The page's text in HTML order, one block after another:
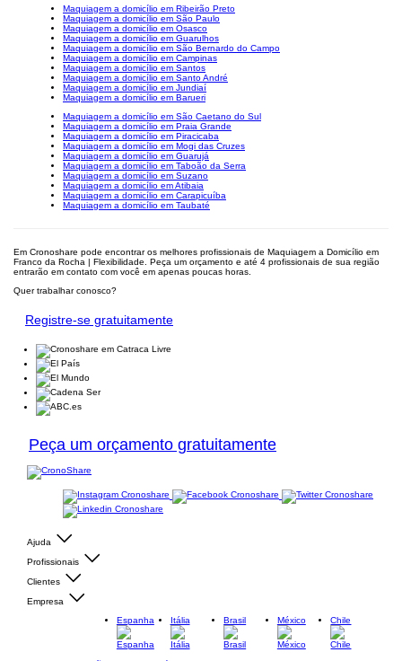
Maquiagem a domicílio em Ribeirão Preto
Maquiagem a domicílio em São Paulo
Maquiagem a domicílio em Osasco
Maquiagem a domicílio em Guarulhos
Maquiagem a domicílio em São Bernardo do Campo
Maquiagem a domicílio em Campinas
Maquiagem a domicílio em Santos
Maquiagem a domicílio em Santo André
Maquiagem a domicílio em Jundiaí
Maquiagem a domicílio em Barueri
Maquiagem a domicílio em São Caetano do Sul
Maquiagem a domicílio em Praia Grande
Maquiagem a domicílio em Piracicaba
Maquiagem a domicílio em Mogi das Cruzes
Maquiagem a domicílio em Guarujá
Maquiagem a domicílio em Taboão da Serra
Maquiagem a domicílio em Suzano
Maquiagem a domicílio em Atibaia
Maquiagem a domicílio em Carapicuíba
Maquiagem a domicílio em Taubaté
Em Cronoshare pode encontrar os melhores profissionais de Maquiagem a Domicílio em
Franco da Rocha | Flexibilidade. Peça um orçamento e até 4 profissionais de sua região
entrarão em contato com você em apenas poucas horas.
Quer trabalhar conosco?
Registre-se gratuitamente
Peça um orçamento gratuitamente
Ajuda
Profissionais
Clientes
Empresa
Espanha
Itália Brasil México Chile